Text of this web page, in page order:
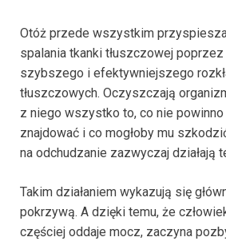
Otóż przede wszystkim
spalania tkanki tłuszczowej
szybszego i efektywniejszego
tłuszczowych. Oczyszczają
z niego wszystko to, co nie
znajdować i co mogłoby mu
na odchudzanie zazwyczaj działają
Takim działaniem wykazują się
pokrzywą. A dzięki temu, że
częściej oddaje mocz, zaczyna